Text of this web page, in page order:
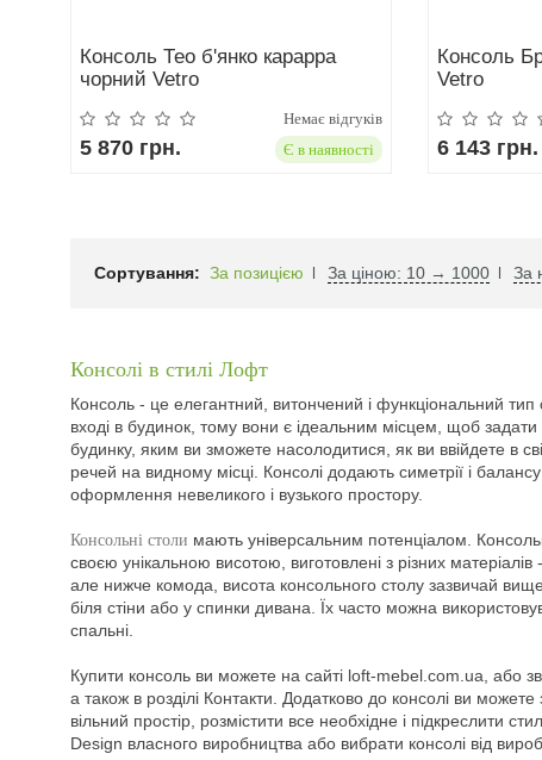
Консоль Тео б'янко карарра
чорний Vetro
Немає відгуків
5 870 грн. Є в наявності
Консоль
Vetro
6 143 грн.
Сортування: За позицією За ціною: 10 → 1000 За
Консолі в стилі Лофт
Консоль - це елегантний, витончений і функціональний
вході в будинок, тому вони є ідеальним місцем, щоб
будинку, яким ви зможете насолодитися, як ви ввійдете в
речей на видному місці. Консолі додають симетрії і
оформлення невеликого і вузького простору.
Консольні столи мають універсальним потенціалом.
своєю унікальною висотою, виготовлені з різних
але нижче комода, висота консольного столу зазвичай
біля стіни або у спинки дивана. Їх часто можна
спальні.
Купити консоль ви можете на сайті loft-mebel.com.ua, або
а також в розділі Контакти. Додатково до консолі ви
вільний простір, розмістити все необхідне і підкреслити
Design власного виробництва або вибрати консолі від